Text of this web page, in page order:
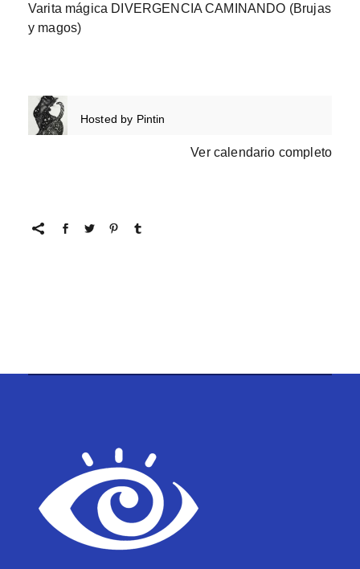
Varita mágica DIVERGENCIA CAMINANDO (Brujas
y magos)
Hosted by Pintin
Ver calendario completo